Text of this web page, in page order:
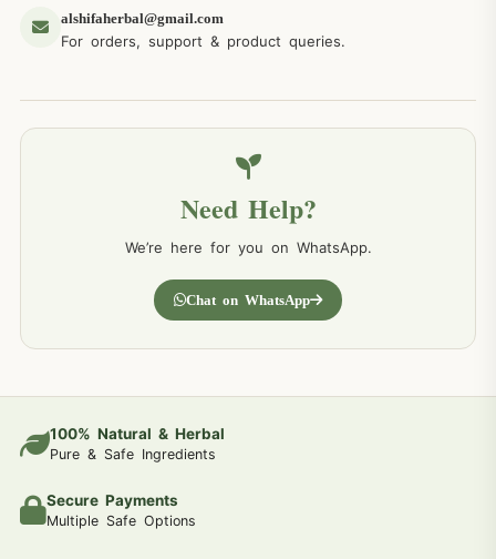
alshifaherbal@gmail.com
For orders, support & product queries.
Need Help?
We’re here for you on WhatsApp.
Chat on WhatsApp
100% Natural & Herbal
Pure & Safe Ingredients
Secure Payments
Multiple Safe Options